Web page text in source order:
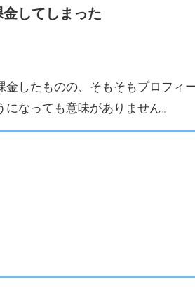
してしまった
金したものの、そもそもプロフィ
なっても意味がありません。